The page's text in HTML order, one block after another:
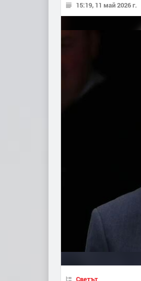
15:19, 11 май 2026 г.
Светът